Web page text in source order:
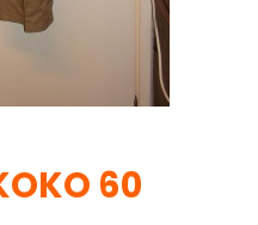
60